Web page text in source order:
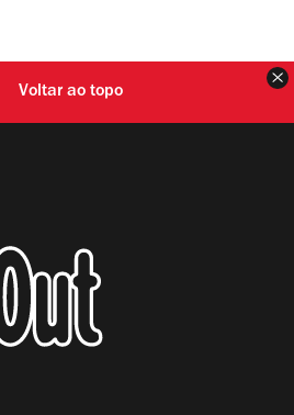
Voltar ao topo